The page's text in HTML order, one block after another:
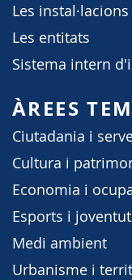
Les instal·lacions
Les entitats
Sistema intern
ÀREES
Ciutadania i
Cultura i
Economia i
Esports i joventut
Medi ambient
Urbanisme i